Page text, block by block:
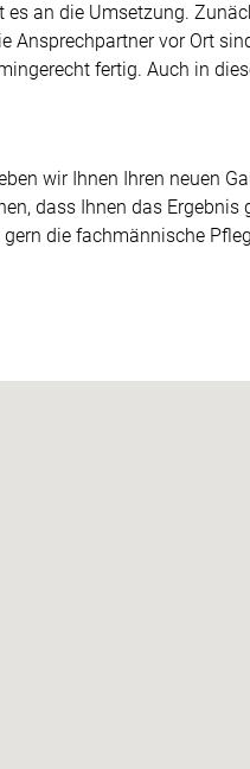
an die Umsetzung.
Ansprechpartner vor Ort
fertig. Auch in
wir Ihnen Ihren neuen
dass Ihnen das
die fachmännische